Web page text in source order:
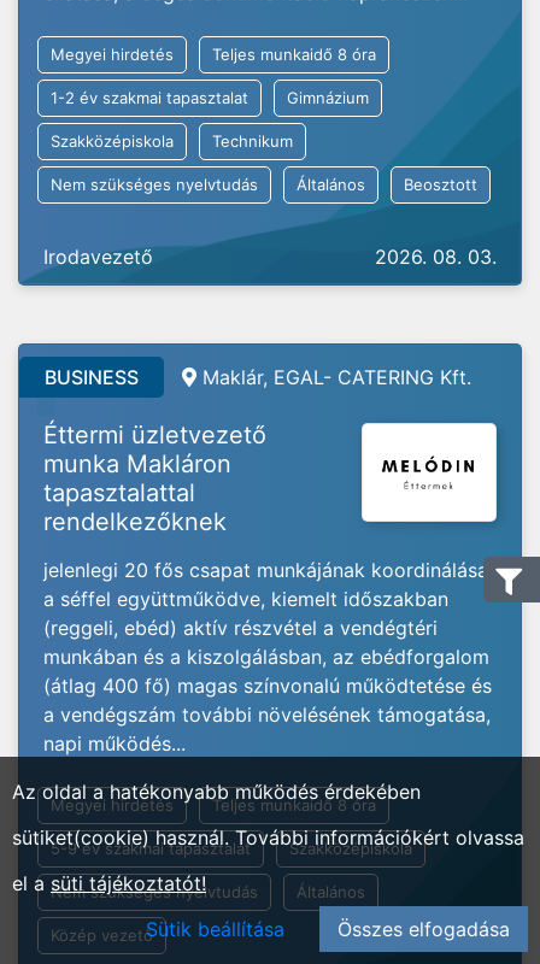
Megyei hirdetés Teljes munkaidő 8 óra
1-2 év szakmai tapasztalat Gimnázium
Szakközépiskola Technikum
Nem szükséges nyelvtudás Általános Beosztott
Irodavezető 2026. 08. 03.
BUSINESS Maklár, EGAL- CATERING Kft.
Éttermi üzletvezető
munka Makláron
tapasztalattal
rendelkezőknek
jelenlegi 20 fős csapat munkájának koordinálása
a séffel együttműködve, kiemelt időszakban
(reggeli, ebéd) aktív részvétel a vendégtéri
munkában és a kiszolgálásban, az ebédforgalom
(átlag 400 fő) magas színvonalú működtetése és
a vendégszám további növelésének támogatása,
napi működés...
Megyei hirdetés Teljes munkaidő 8 óra
5-9 év szakmai tapasztalat Szakközépiskola
Nem szükséges nyelvtudás Általános
Közép vezető
Az oldal a hatékonyabb működés érdekében
sütiket(cookie) használ. További információkért olvassa
el a süti tájékoztatót!
Sütik beállítása
Összes elfogadása